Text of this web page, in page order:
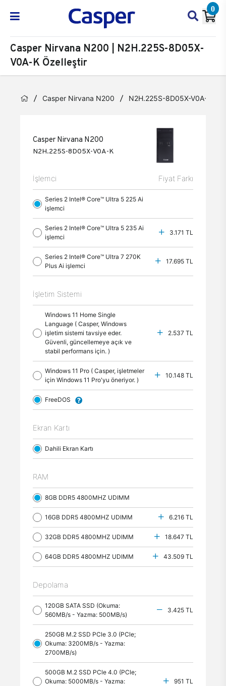
0
Casper Nirvana N200 | N2H.225S-8D05X-
V0A-K Özelleştir
Casper Nirvana N200 N2H.225S-8D05X-V0A-K
Casper Nirvana N200
N2H.225S-8D05X-V0A-K
İşlemci Fiyat Farkı
Series 2 Intel® Core™ Ultra 5 225 Ai
işlemci
Series 2 Intel® Core™ Ultra 5 235 Ai
işlemci
3.171 TL
Series 2 Intel® Core™ Ultra 7 270K
Plus Ai işlemci
17.695 TL
İşletim Sistemi
Windows 11 Home Single
Language ( Casper, Windows
işletim sistemi tavsiye eder.
Güvenli, güncellemeye açık ve
stabil performans için. )
2.537 TL
Windows 11 Pro ( Casper, işletmeler
için Windows 11 Pro'yu öneriyor. )
10.148 TL
FreeDOS
Ekran Kartı
Dahili Ekran Kartı
RAM
8GB DDR5 4800MHZ UDIMM
16GB DDR5 4800MHZ UDIMM 6.216 TL
32GB DDR5 4800MHZ UDIMM 18.647 TL
64GB DDR5 4800MHZ UDIMM 43.509 TL
Depolama
120GB SATA SSD (Okuma:
560MB/s - Yazma: 500MB/s)
3.425 TL
250GB M.2 SSD PCle 3.0 (PCle;
Okuma: 3200MB/s - Yazma:
2700MB/s)
500GB M.2 SSD PCle 4.0 (PCle;
Okuma: 5000MB/s - Yazma:
951 TL